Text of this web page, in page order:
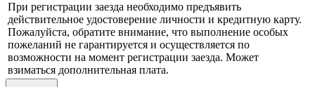
При регистрации заезда необходимо предъявить
действительное удостоверение личности и кредитную карту.
Пожалуйста, обратите внимание, что выполнение особых
пожеланий не гарантируется и осуществляется по
возможности на момент регистрации заезда. Может
взиматься дополнительная плата.